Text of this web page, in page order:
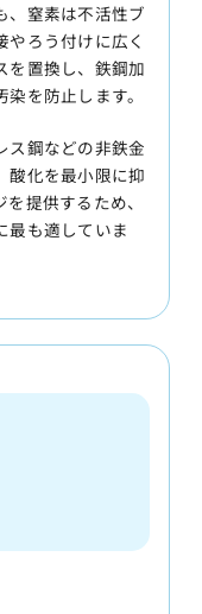
、窒素は不活性ブ
やろう付けに広く
を置換し、鉄鋼加
を防止します。
ス鋼などの非鉄金
酸化を最小限に抑
提供するため、
最も適していま